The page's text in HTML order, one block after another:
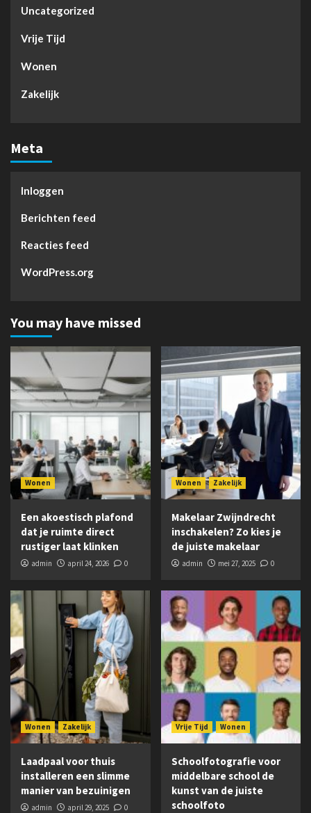
Uncategorized
Vrije Tijd
Wonen
Zakelijk
Meta
Inloggen
Berichten feed
Reacties feed
WordPress.org
You may have missed
Wonen
Een akoestisch plafond
dat je ruimte direct
rustiger laat klinken
admin april 24, 2026 0
Wonen Zakelijk
Makelaar Zwijndrecht
inschakelen? Zo kies je
de juiste makelaar
admin mei 27, 2025 0
Wonen Zakelijk
Laadpaal voor thuis
installeren een slimme
manier van bezuinigen
admin april 29, 2025 0
Vrije Tijd Wonen
Schoolfotografie voor
middelbare school de
kunst van de juiste
schoolfoto